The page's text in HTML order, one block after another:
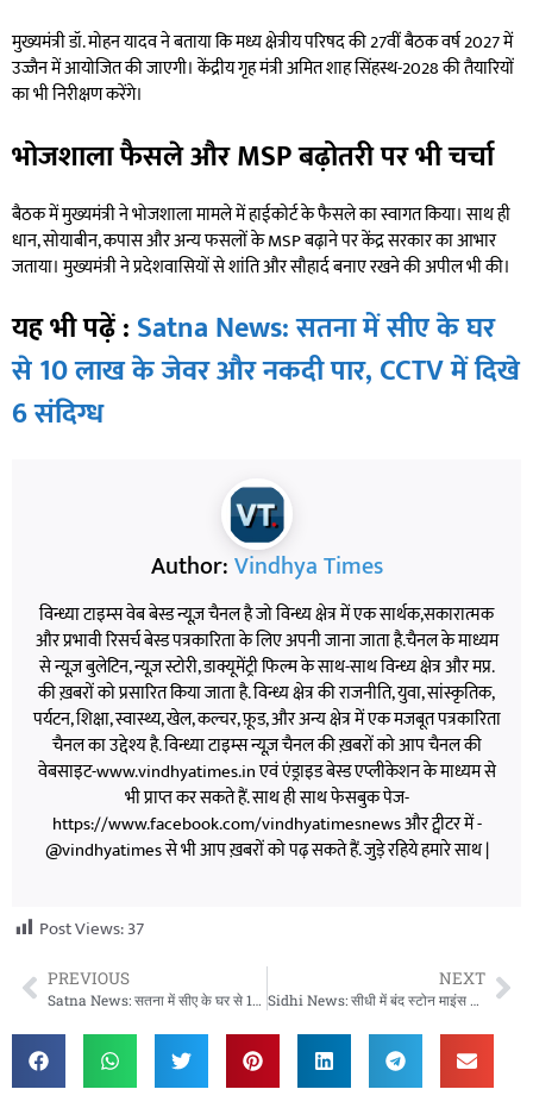
मुख्यमंत्री डॉ. मोहन यादव ने बताया कि मध्य क्षेत्रीय परिषद की 27वीं बैठक वर्ष 2027 में
उज्जैन में आयोजित की जाएगी। केंद्रीय गृह मंत्री अमित शाह सिंहस्थ-2028 की तैयारियों
का भी निरीक्षण करेंगे।
भोजशाला फैसले और MSP बढ़ोतरी पर भी चर्चा
बैठक में मुख्यमंत्री ने भोजशाला मामले में हाईकोर्ट के फैसले का स्वागत किया। साथ ही
धान, सोयाबीन, कपास और अन्य फसलों के MSP बढ़ाने पर केंद्र सरकार का आभार
जताया। मुख्यमंत्री ने प्रदेशवासियों से शांति और सौहार्द बनाए रखने की अपील भी की।
यह भी पढ़ें : Satna News: सतना में सीए के घर
से 10 लाख के जेवर और नकदी पार, CCTV में दिखे
6 संदिग्ध
Author:Vindhya Times
विन्ध्या टाइम्स वेब बेस्ड न्यूज़ चैनल है जो विन्ध्य क्षेत्र में एक सार्थक,सकारात्मक
और प्रभावी रिसर्च बेस्ड पत्रकारिता के लिए अपनी जाना जाता है.चैनल के माध्यम
से न्यूज़ बुलेटिन, न्यूज़ स्टोरी, डाक्यूमेंट्री फिल्म के साथ-साथ विन्ध्य क्षेत्र और मप्र.
की ख़बरों को प्रसारित किया जाता है. विन्ध्य क्षेत्र की राजनीति, युवा, सांस्कृतिक,
पर्यटन, शिक्षा, स्वास्थ्य, खेल, कल्चर, फ़ूड, और अन्य क्षेत्र में एक मजबूत पत्रकारिता
चैनल का उद्देश्य है. विन्ध्या टाइम्स न्यूज़ चैनल की ख़बरों को आप चैनल की
वेबसाइट-www.vindhyatimes.in एवं एंड्राइड बेस्ड एप्लीकेशन के माध्यम से
भी प्राप्त कर सकते हैं. साथ ही साथ फेसबुक पेज-
https://www.facebook.com/vindhyatimesnews और ट्वीटर में -
@vindhyatimes से भी आप ख़बरों को पढ़ सकते हैं. जुड़े रहिये हमारे साथ |
Post Views:37
PREVIOUS
Satna News: सतना में सीए के घर से 10 लाख के जेवर और नकदी पार, CCTV में दिखे 6 संदिग्ध
NEXT
Sidhi News: सीधी में बंद स्टोन माइंस में अवैध खनन का आरोप, ब्लास्टिंग से घरों में दरार और बढ़ा जल संकट